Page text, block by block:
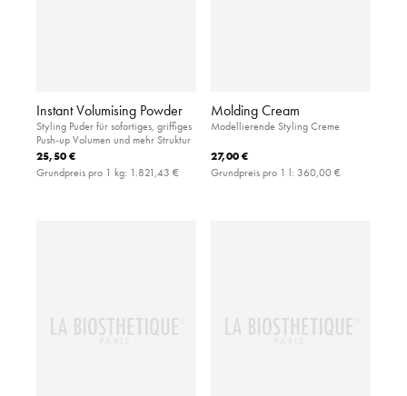
Instant Volumising Powder
Styling Puder für sofortiges, griffiges
Push-up Volumen und mehr Struktur
25,50 €
Grundpreis pro 1 kg: 1.821,43 €
Molding Cream
Modellierende Styling Creme
27,00 €
Grundpreis pro 1 l: 360,00 €